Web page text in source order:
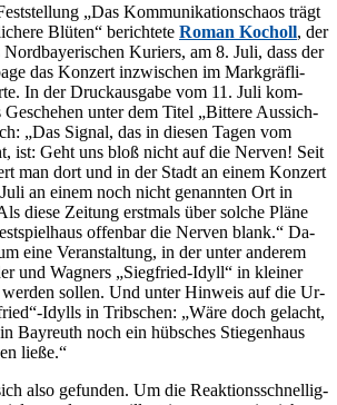
„Das Kom­mu­ni­ka­ti­ons­cha­os trägt
Blü­ten“ be­rich­te­te Ro­man Kocholl, der
Nord­baye­ri­schen Ku­riers, am 8. Juli, dass der
das Kon­zert in­zwi­schen im Mark­gräf­li­
In der Druck­aus­ga­be vom 11. Juli kom­
un­ter dem Ti­tel „Bit­te­re Aus­sich­
„Das Si­gnal, das in die­sen Ta­gen vom
ist: Geht uns bloß nicht auf die Ner­ven! Seit
man dort und in der Stadt an ei­nem Kon­zert
an ei­nem noch nicht ge­nann­ten Ort in
die­se Zei­tung erst­mals über sol­che Plä­ne
of­fen­bar die Ner­ven blank.“ Da­
eine Ver­an­stal­tung, in der un­ter an­de­rem
und Wag­ners „Sieg­fried-Idyll“ in klei­ner
wer­den sol­len. Und un­ter Hin­weis auf die Ur­
Idylls in Trib­schen: „Wäre doch ge­lacht,
Bay­reuth noch ein hüb­sches Stie­gen­haus
ließe.“
also ge­fun­den. Um die Re­ak­ti­ons­schnel­lig­